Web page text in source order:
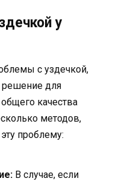
у
с уздечкой,
решение для
качества
методов,
проблему:
В случае, если